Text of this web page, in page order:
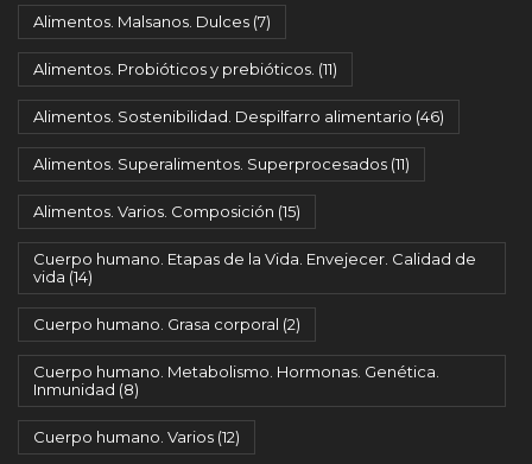
Alimentos. Malsanos. Dulces (7)
Alimentos. Probióticos y prebióticos. (11)
Alimentos. Sostenibilidad. Despilfarro alimentario (46)
Alimentos. Superalimentos. Superprocesados (11)
Alimentos. Varios. Composición (15)
Cuerpo humano. Etapas de la Vida. Envejecer. Calidad de
vida (14)
Cuerpo humano. Grasa corporal (2)
Cuerpo humano. Metabolismo. Hormonas. Genética.
Inmunidad (8)
Cuerpo humano. Varios (12)